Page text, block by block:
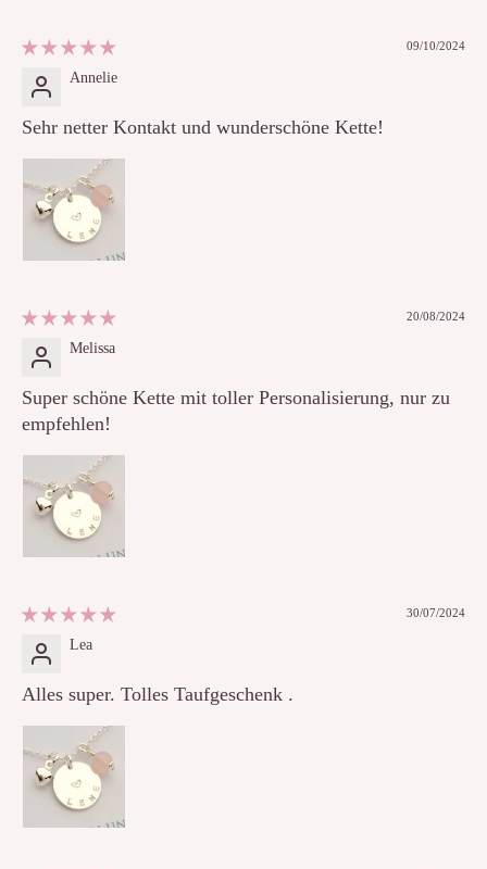
09/10/2024
Annelie
Sehr netter Kontakt und wunderschöne Kette!
20/08/2024
Melissa
Super schöne Kette mit toller Personalisierung, nur zu
empfehlen!
30/07/2024
Lea
Alles super. Tolles Taufgeschenk .